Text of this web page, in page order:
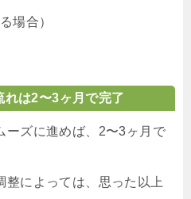
場合）
れは2〜3ヶ月で完了
ーズに進めば、2〜3ヶ月で
整によっては、思った以上